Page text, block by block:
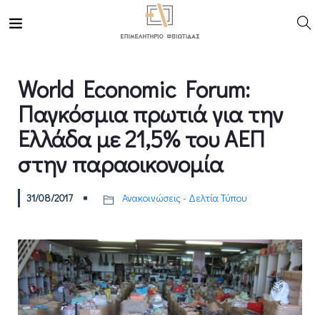
World Economic Forum:
Παγκόσμια πρωτιά για την
Ελλάδα με 21,5% του ΑΕΠ
στην παραοικονομία
31/08/2017 Ανακοινώσεις - Δελτία Τύπου